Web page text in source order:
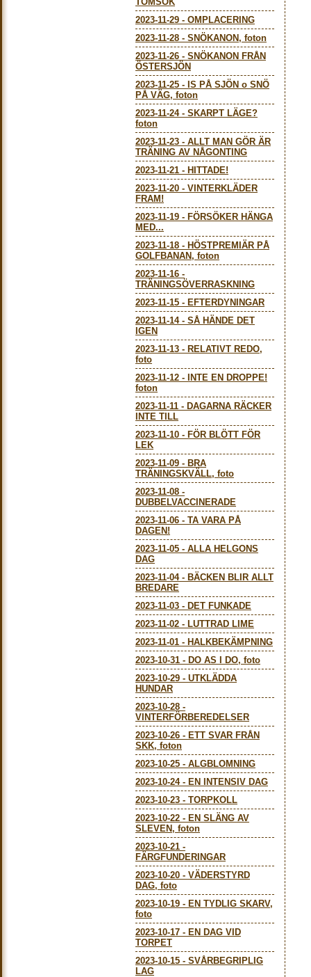
2023-11-29 - OMPLACERING
2023-11-28 - SNÖKANON, foton
2023-11-26 - SNÖKANON FRÅN
ÖSTERSJÖN
2023-11-25 - IS PÅ SJÖN o SNÖ
PÅ VÄG, foton
2023-11-24- SKARPT LÄGE?
foton
2023-11-23 - ALLT MAN GÖR ÄR
TRÄNING AV NÅGONTING
2023-11-21 - HITTADE!
2023-11-20 - VINTERKLÄDER
FRAM!
2023-11-19 - FÖRSÖKER HÄNGA
MED...
2023-11-18 - HÖSTPREMIÄR PÅ
GOLFBANAN, foton
2023-11-16 -
TRÄNINGSÖVERRASKNING
2023-11-15 - EFTERDYNINGAR
2023-11-14- SÅ HÄNDE DET
IGEN
2023-11-13 - RELATIVT REDO,
foto
2023-11-12 -
INTE EN DROPPE!
foton
2023-11-11 - DAGARNA RÄCKER
INTE TILL
2023-11-10 - FÖR BLÖTT FÖR
LEK
2023-11-09 - BRA
TRÄNINGSKVÄLL, foto
2023-11-08 -
DUBBELVACCINERADE
2023-11-06 - TA VARA PÅ
DAGEN!
2023-11-05 - ALLA HELGONS
DAG
2023-11-04- BÄCKEN BLIR ALLT
BREDARE
2023-11-03 - DET FUNKADE
2023-11-02 - LUTTRAD LIME
2023-11-01 - HALKBEKÄMPNING
2023-10-31 - DO AS I DO, foto
2023-10-29 - UTKLÄDDA
HUNDAR
2023-10-28 -
VINTERFÖRBEREDELSER
2023-10-26 - ETT SVAR FRÅN
SKK, foton
2023-10-25 - ALGBLOMNING
2023-10-24- EN INTENSIV DAG
2023-10-23 - TORPKOLL
2023-10-22 - EN SLÄNG AV
SLEVEN, foton
2023-10-21 -
FÄRGFUNDERINGAR
2023-10-20 - VÄDERSTYRD
DAG, foto
2023-10-19 - EN TYDLIG SKARV,
foto
2023-10-17 - EN DAG VID
TORPET
2023-10-15 - SVÅRBEGRIPLIG
LAG